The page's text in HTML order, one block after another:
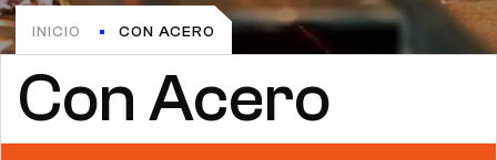
INICIO CON ACERO
Con Acero